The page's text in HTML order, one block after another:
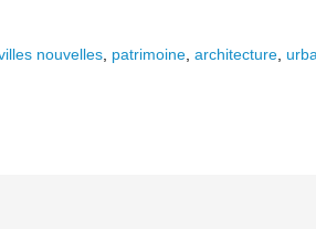
nouvelles patrimoine ,architecture